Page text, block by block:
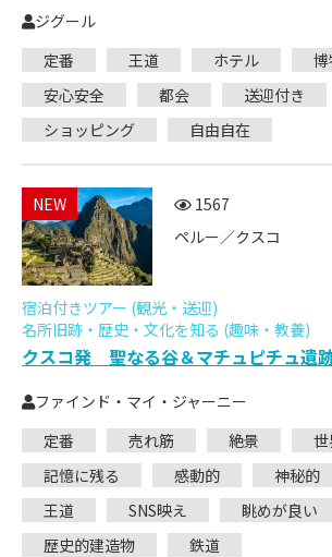
ジグール
定番
王道 ホテル
安心安全
都会
送迎付き
ショッピング
自由自在
NEW
1567
ペルー／クスコ
宿泊付きツアー (観光・送迎)
名所旧跡・歴史・文化を知る (趣味・教養)
クスコ発 聖なる谷＆マチュピチュ遺
ファインド・マイ・ジャーニー
定番
売れ筋 絶景
記憶に残る
感動的 神秘的
王道
SNS映え 眺めが良い
歴史的建造物
鉄道